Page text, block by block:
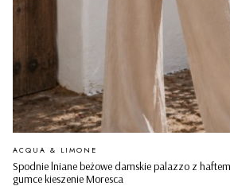
Spodnie lniane beżowe damskie palazzo z
gumce kieszenie Moresca
PRODUCENT
ACQUA & LIMONE